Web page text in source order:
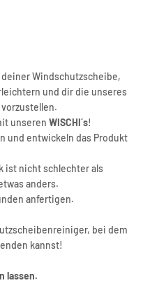
Windschutzscheibe,
und dir die unseres
unseren WISCHI´s!
und entwickeln das Produkt
ist nicht schlechter als
anders.
anfertigen.
bei dem
kannst!
lassen.